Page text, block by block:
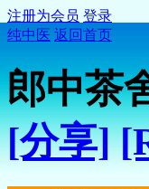
注册为会员 登录
纯中医 返回首页
郎中茶
[分享]